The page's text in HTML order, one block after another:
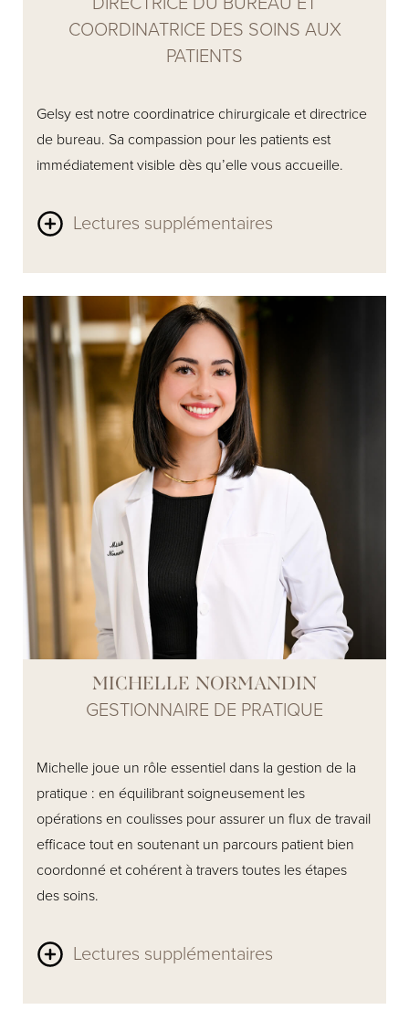
COORDINATRICE DES SOINS AUX
PATIENTS
Gelsy est notre coordinatrice chirurgicale et directrice
de bureau. Sa compassion pour les patients est
immédiatement visible dès qu’elle vous accueille.
Lectures supplémentaires
depuis plus de 10 ans et a acquis une connaissance
approfondie de tous les aspects de la chirurgie
esthétique. Elle veillera à ce que vous soyez bien
informé de ce qui vous attend avant, pendant et
après toute intervention esthétique. Sa
compréhension de la façon dont la chirurgie peut
affecter une personne physiquement et
émotionnellement aide les patients à se sentir en
confiance pour aller de l’avant avec leur décision de
faire un changement. Gelsy estime que les soins
personnalisés sont essentiels et sera à vos côtés à
chaque étape pour s’assurer que votre expérience
de la chirurgie plastique se déroule sans encombre.
MICHELLE NORMANDIN
GESTIONNAIRE DE PRATIQUE
Michelle joue un rôle essentiel dans la gestion de la
pratique : en équilibrant soigneusement les
opérations en coulisses pour assurer un flux de travail
efficace tout en soutenant un parcours patient bien
coordonné et cohérent à travers toutes les étapes
des soins.
Lectures supplémentaires